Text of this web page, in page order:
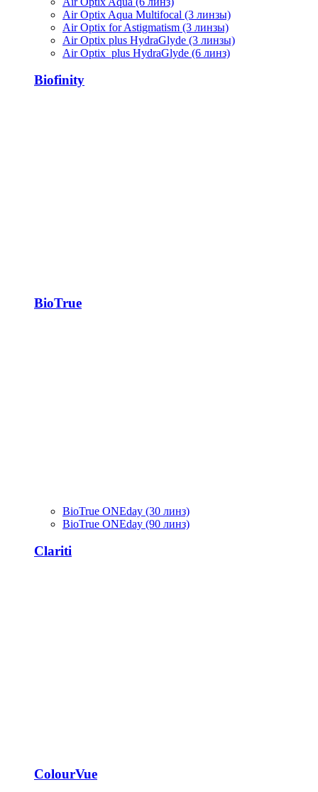
Air Optix Aqua Multifocal (3 линзы)
Air Optix for Astigmatism (3 линзы)
Air Optix plus HydraGlyde (3 линзы)
Air Optix plus HydraGlyde (6 линз)
Biofinity
BioTrue
BioTrue ONEday (30 линз)
BioTrue ONEday (90 линз)
Clariti
ColourVue